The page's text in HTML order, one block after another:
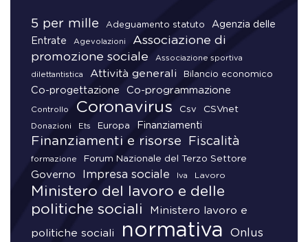
5 per mille Adeguamento statuto
Agenzia delle
Entrate
Agevolazioni
Associazione di
promozione sociale
Associazione sportiva
dilettantistica Attività generali Bilancio economico
Co-progettazione Co-programmazione
Controllo Coronavirus Csv CSVnet
Donazioni Ets Europa Finanziamenti
Finanziamenti e risorse Fiscalità
formazione Forum Nazionale del Terzo Settore
Governo Impresa sociale Iva Lavoro
Ministero del lavoro e delle
politiche sociali
Ministero lavoro e
politiche sociali normativa Onlus